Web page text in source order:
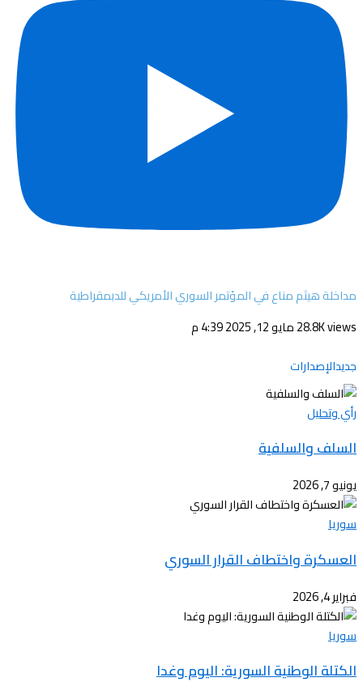
مداخلة هيثم مناع في المؤتمر السوري الأمريكي للدبمقراطية
28.8K viewsمايو 12, 2025 4:39 م
جديدالإصدارات
رأي وتحليل
السلف والسلفية
يونيو 7, 2026
سوريا
العسكرة واختطاف القرار السوري
فبراير 4, 2026
سوريا
الكتلة الوطنية السورية: اليوم وغدا